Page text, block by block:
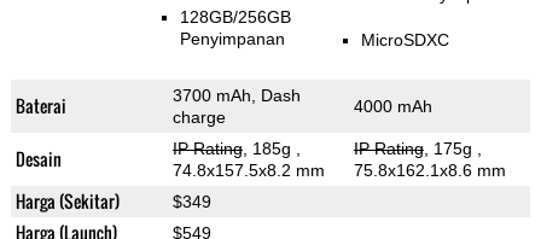
128GB/256GB
Penyimpanan
MicroSDXC
Baterai
3700 mAh, Dash
charge
4000 mAh
Desain IP Rating, 185g
74.8x157.5x8.2 mm
IP Rating, 175g
75.8x162.1x8.6 mm
Harga (Sekitar) $349
Harga (Launch) $549